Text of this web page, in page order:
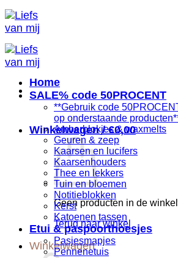
Ga
naar
inhoud
Winkelwagen /€0,00
Geen producten in de
Terug naar winkel
Winkelwagen
Home
SALE% code 50PROCENT
**Gebruik code
op onderstaande
Amberblokjes & waxmelts
Geuren & zeep
Kaarsen en lucifers
Kaarsenhouders
Thee en lekkers
Tuin en bloemen
Notitieblokken
Kerst
Katoenen tassen
Etui & paspoorthoesjes
Pasjesmapjes
Pennenetuis